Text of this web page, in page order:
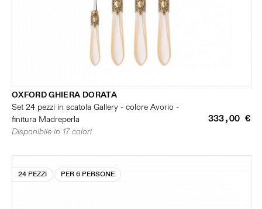
OXFORD GHIERA DORATA
Set 24 pezzi in scatola Gallery - colore Avorio -
finitura Madreperla
333,00 €
Disponibile in 17 colori
24 PEZZI PER 6 PERSONE